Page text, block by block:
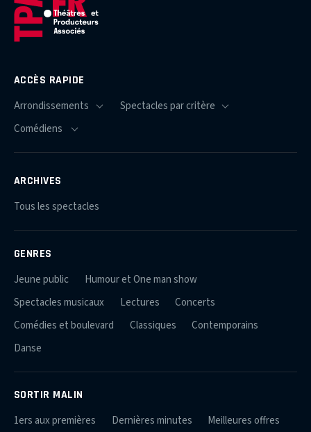
ACCÈS RAPIDE
ARCHIVES
Tous les spectacles
GENRES
Jeune public
Humour et One man show
Spectacles musicaux
Lectures
Concerts
Comédies et boulevard
Classiques
Contemporains
Danse
SORTIR MALIN
1ers aux premières Dernières minutes Meilleures offres